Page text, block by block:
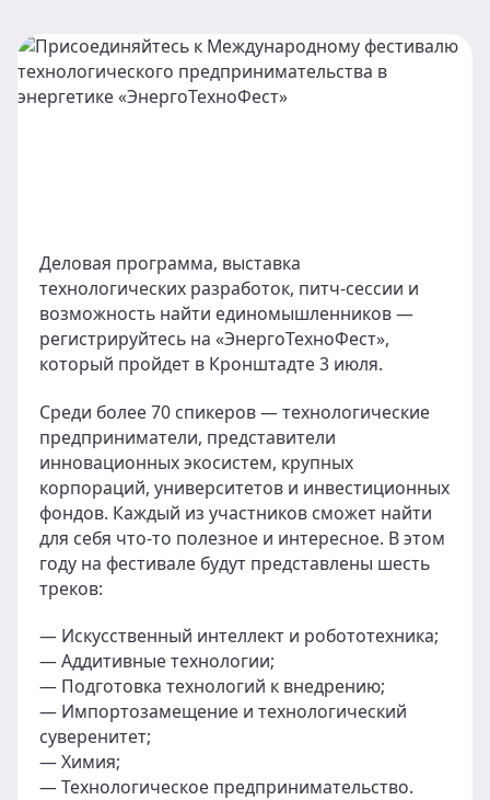
Деловая программа, выставка
технологических разработок, питч-сессии и
возможность найти единомышленников —
регистрируйтесь на «ЭнергоТехноФест»,
который пройдет в Кронштадте 3 июля.
Среди более 70 спикеров — технологические
предприниматели, представители
инновационных экосистем, крупных
корпораций, университетов и инвестиционных
фондов. Каждый из участников сможет найти
для себя что-то полезное и интересное. В этом
году на фестивале будут представлены шесть
треков:
— Искусственный интеллект и робототехника;
— Аддитивные технологии;
— Подготовка технологий к внедрению;
— Импортозамещение и технологический
суверенитет;
— Химия;
— Технологическое предпринимательство.